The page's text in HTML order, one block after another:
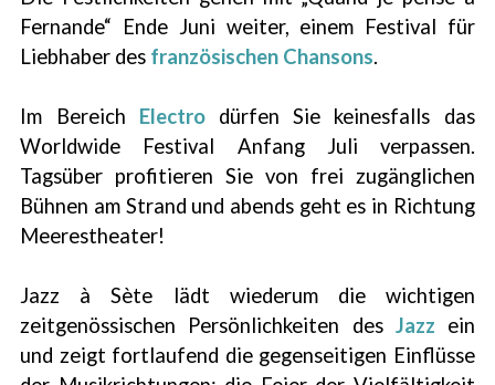
Fernande“ Ende Juni weiter, einem Festival für
Liebhaber des französischen Chansons.
Im Bereich Electrodürfen Sie keinesfalls das
Worldwide Festival Anfang Juli verpassen.
Tagsüber profitieren Sie von frei zugänglichen
Bühnen am Strand und abends geht es in Richtung
Meerestheater!
Jazz à Sète lädt wiederum die wichtigen
zeitgenössischen Persönlichkeiten des Jazz ein
und zeigt fortlaufend die gegenseitigen Einflüsse